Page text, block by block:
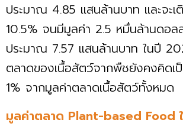
ประมาณ 4.85 แสนล้านบาท และจะเ
10.5% จนมีมูลค่า 2.5 หมื่นล้านดอล
ประมาณ 7.57 แสนล้านบาท ในปี
ตลาดของเนื้อสัตว์จากพืชยังคงคิดเ
1% จากมูลค่าตลาดเนื้อสัตว์ทั้งหมด
มูลค่าตลาด Plant-based Food ใ